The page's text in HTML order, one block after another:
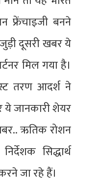
फ्रेंचाइजी बनने
दूसरी खबर ये
मिल गया है।
तरण आदर्श ने
ये जानकारी शेयर
ऋतिक रोशन
सिद्धार्थ
जा रहे हैं।